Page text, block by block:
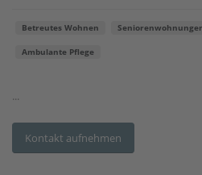
Betreutes Wohnen
Ambulante Pflege
...
Kontakt aufnehmen